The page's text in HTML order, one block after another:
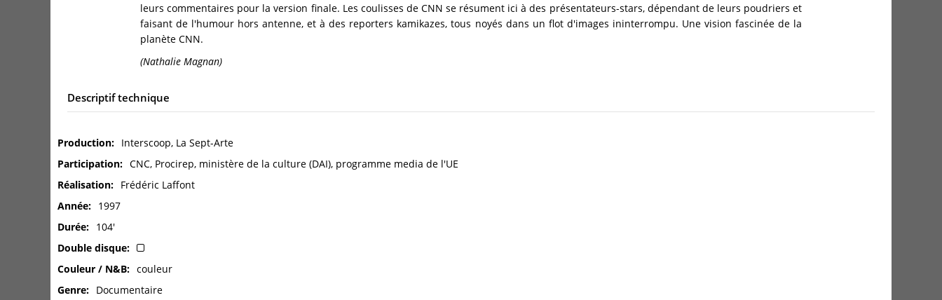
leurs commentaires pour la version finale. Les coulisses de CNN se résument ici à des présentateurs-stars, dépendant de leurs poudriers et
faisant de l'humour hors antenne, et à des reporters kamikazes, tous noyés dans un flot d'images ininterrompu. Une vision fascinée de la
planète CNN.
(Nathalie Magnan)
Descriptif technique
Production
Interscoop, La Sept-Arte
Participation
CNC, Procirep, ministère de la culture (DAI), programme media de l'UE
Réalisation
Frédéric Laffont
Année
1997
Durée
104'
Double disque
Couleur / N&B
couleur
Genre
Documentaire